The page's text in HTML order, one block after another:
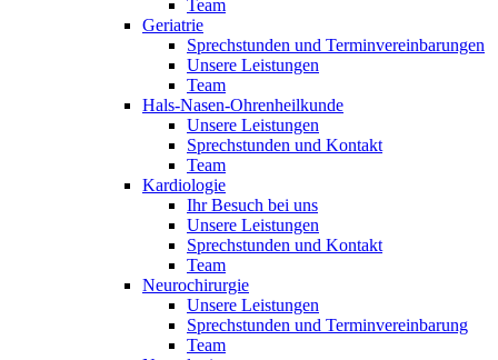
Team
Geriatrie
Sprechstunden und Terminvereinbarungen
Unsere Leistungen
Team
Hals-Nasen-Ohrenheilkunde
Unsere Leistungen
Sprechstunden und Kontakt
Team
Kardiologie
Ihr Besuch bei uns
Unsere Leistungen
Sprechstunden und Kontakt
Team
Neurochirurgie
Unsere Leistungen
Sprechstunden und Terminvereinbarung
Team